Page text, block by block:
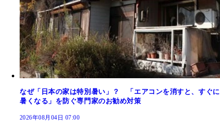
なぜ「日本の家は特別暑い」？ 「エアコンを消すと、すぐに
暑くなる」を防ぐ専門家のお勧め対策
2026年08月04日 07:00